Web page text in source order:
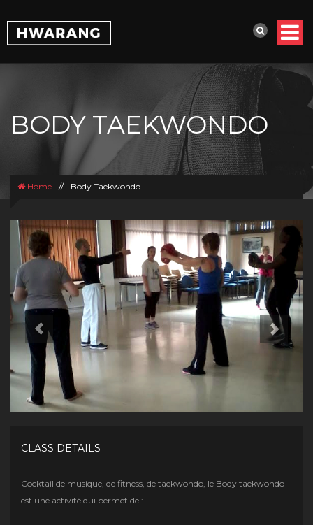
BODY TAEKWONDO
Home // Body Taekwondo
Previous Next
CLASS DETAILS
Cocktail de musique, de fitness, de taekwondo, le Body taekwondo
est une activité qui permet de :